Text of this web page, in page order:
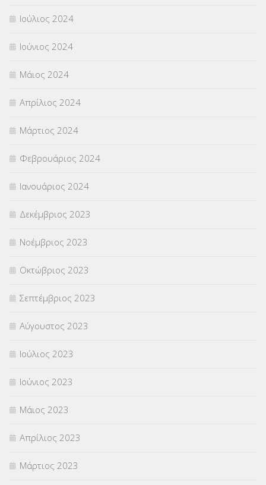
Ιούλιος 2024
Ιούνιος 2024
Μάιος 2024
Απρίλιος 2024
Μάρτιος 2024
Φεβρουάριος 2024
Ιανουάριος 2024
Δεκέμβριος 2023
Νοέμβριος 2023
Οκτώβριος 2023
Σεπτέμβριος 2023
Αύγουστος 2023
Ιούλιος 2023
Ιούνιος 2023
Μάιος 2023
Απρίλιος 2023
Μάρτιος 2023